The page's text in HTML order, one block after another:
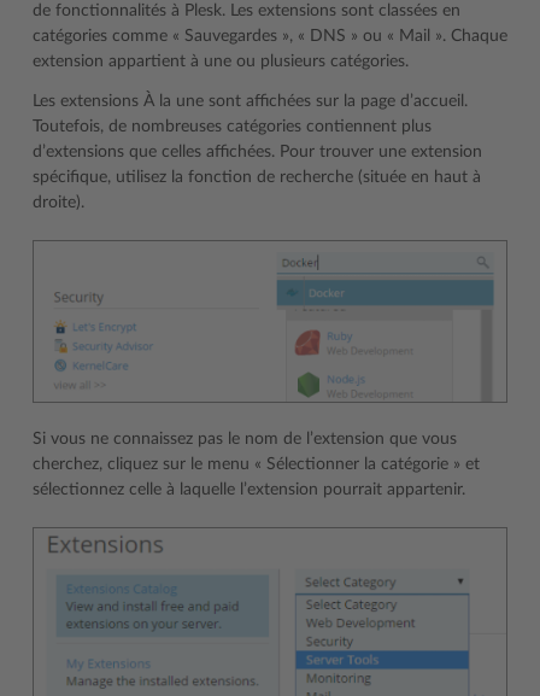
de fonctionnalités à Plesk. Les extensions sont classées en
catégories comme « Sauvegardes », « DNS » ou « Mail ». Chaque
extension appartient à une ou plusieurs catégories.
Les extensions À la une sont affichées sur la page d’accueil.
Toutefois, de nombreuses catégories contiennent plus
d’extensions que celles affichées. Pour trouver une extension
spécifique, utilisez la fonction de recherche (située en haut à
droite).
Si vous ne connaissez pas le nom de l’extension que vous
cherchez, cliquez sur le menu « Sélectionner la catégorie » et
sélectionnez celle à laquelle l’extension pourrait appartenir.